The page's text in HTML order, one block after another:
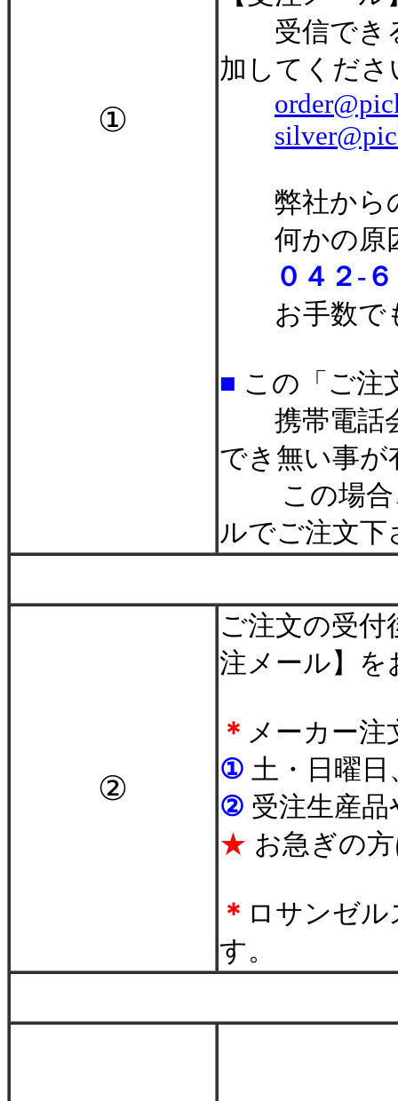
①
受信できる
加してくださ
弊社から
何かの原因
０４２-
お手数でも
■ この「ご注
携帯電話会
でき無い事が
この場合
ルでご注文下
②
ご注文の受
注メール】を
＊ メーカー注
① 土・日曜
② 受注生産
★ お急ぎの
＊ ロサンゼ
す。